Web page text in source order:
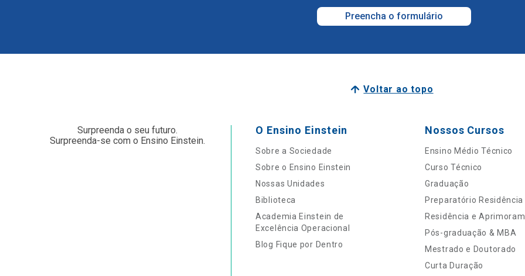
Preencha o formulário
Voltar ao topo
Surpreenda o seu futuro.
Surpreenda-se com o Ensino Einstein.
O Ensino Einstein
Sobre a Sociedade
Sobre o Ensino Einstein
Nossas Unidades
Biblioteca
Academia Einstein de
Excelência Operacional
Blog Fique por Dentro
Nossos Cursos
Ensino Médio Técnico
Curso Técnico
Graduação
Preparatório Residência
Residência e
Pós-graduação & MBA
Mestrado e Doutorado
Curta Duração